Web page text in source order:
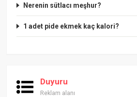
Nerenin sütlacı meşhur?
1 adet pide ekmek kaç kalori?
Duyuru
Reklam alanı